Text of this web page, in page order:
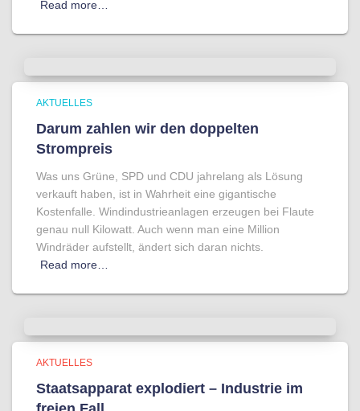
Read more…
AKTUELLES
Darum zahlen wir den doppelten
Strompreis
Was uns Grüne, SPD und CDU jahrelang als Lösung
verkauft haben, ist in Wahrheit eine gigantische
Kostenfalle. Windindustrieanlagen erzeugen bei Flaute
genau null Kilowatt. Auch wenn man eine Million
Windräder aufstellt, ändert sich daran nichts.
Read more…
AKTUELLES
Staatsapparat explodiert – Industrie im